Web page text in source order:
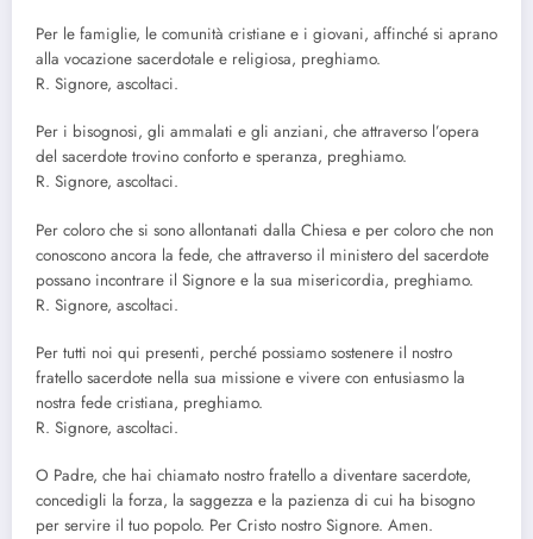
Per le famiglie, le comunità cristiane e i giovani, affinché si aprano
alla vocazione sacerdotale e religiosa, preghiamo.
R. Signore, ascoltaci.
Per i bisognosi, gli ammalati e gli anziani, che attraverso l’opera
del sacerdote trovino conforto e speranza, preghiamo.
R. Signore, ascoltaci.
Per coloro che si sono allontanati dalla Chiesa e per coloro che non
conoscono ancora la fede, che attraverso il ministero del sacerdote
possano incontrare il Signore e la sua misericordia, preghiamo.
R. Signore, ascoltaci.
Per tutti noi qui presenti, perché possiamo sostenere il nostro
fratello sacerdote nella sua missione e vivere con entusiasmo la
nostra fede cristiana, preghiamo.
R. Signore, ascoltaci.
O Padre, che hai chiamato nostro fratello a diventare sacerdote,
concedigli la forza, la saggezza e la pazienza di cui ha bisogno
per servire il tuo popolo. Per Cristo nostro Signore. Amen.